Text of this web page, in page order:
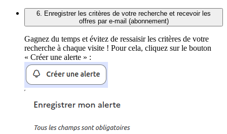
6. Enregistrer les critères de votre recherche et recevoir les
offres par e-mail (abonnement)
Gagnez du temps et évitez de ressaisir les critères de votre
recherche à chaque visite ! Pour cela, cliquez sur le bouton
« Créer une alerte » :